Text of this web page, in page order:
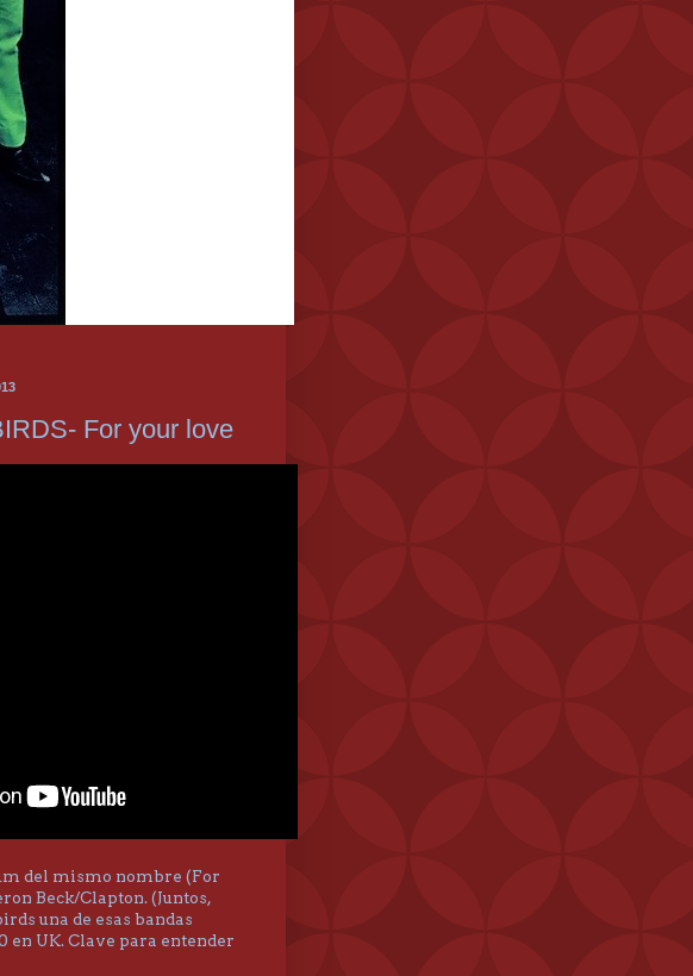
For your love
del mismo nombre (For
Beck/Clapton. (Juntos,
una de esas bandas
en UK. Clave para entender